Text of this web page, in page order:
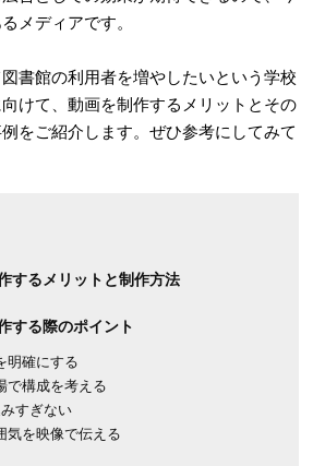
メディアです。
書館の利用者を増やしたいという学校
けて、動画を制作するメリットとその
をご紹介します。ぜひ参考にしてみて
するメリットと制作方法
する際のポイント
明確にする
で構成を考える
すぎない
気を映像で伝える